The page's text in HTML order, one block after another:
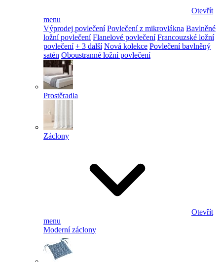
Otevřít
menu
Výprodej povlečení Povlečení z mikrovlákna Bavlněné
ložní povlečení Flanelové povlečení Francouzské ložní
povlečení + 3 další Nová kolekce Povlečení bavlněný
satén Oboustranné ložní povlečení
Prostěradla
Záclony
Otevřít
menu
Moderní záclony